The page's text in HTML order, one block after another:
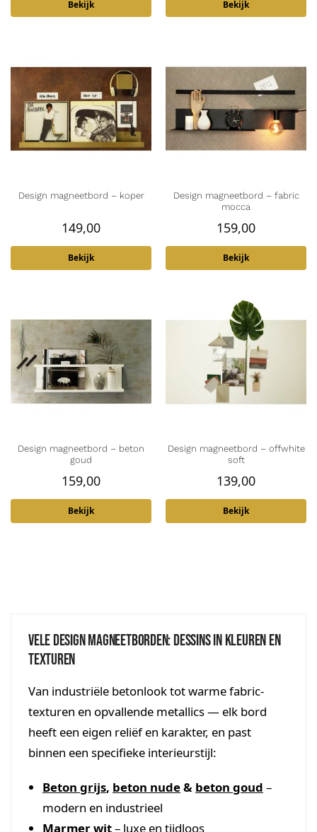
Bekijk Bekijk
Design magneetbord – koper
149,00
Bekijk
Design magneetbord – fabric
mocca
159,00
Bekijk
Design magneetbord – beton
goud
159,00
Bekijk
Design magneetbord – offwhite
soft
139,00
Bekijk
Vele design magneetborden: dessins in kleuren en
texturen
Van industriële betonlook tot warme fabric-
texturen en opvallende metallics — elk bord
heeft een eigen reliëf en karakter, en past
binnen een specifieke interieurstijl:
Beton grijs, beton nude& beton goud –
modern en industrieel
Marmer wit– luxe en tijdloos